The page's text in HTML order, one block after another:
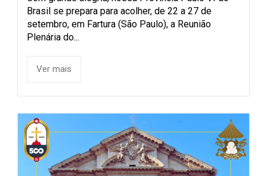
Brasil se prepara para acolher, de 22 a 27 de
setembro, em Fartura (São Paulo), a Reunião
Plenária do...
Ver mais